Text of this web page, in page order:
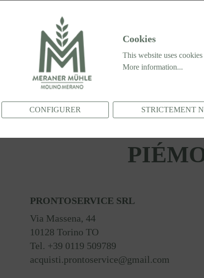
PRONTOSERVICE SRL
Via Massena, 44
10128 Torino TO
Tel. +39 0119 509789
acquisti.prontoservice@gmail.com
Cookies
This website uses
More information...
CONFIGURER STRICTEMENT